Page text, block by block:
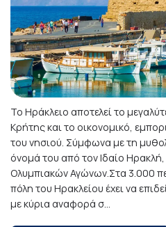
Το Ηράκλειο αποτελεί το
Κρήτης και το οικονομικό,
του νησιού. Σύμφωνα με τη
όνομά του από τον Ιδαίο
Ολυμπιακών Αγώνων.Στα 3.000
πόλη του Ηρακλείου έχει να
με κύρια αναφορά σ...